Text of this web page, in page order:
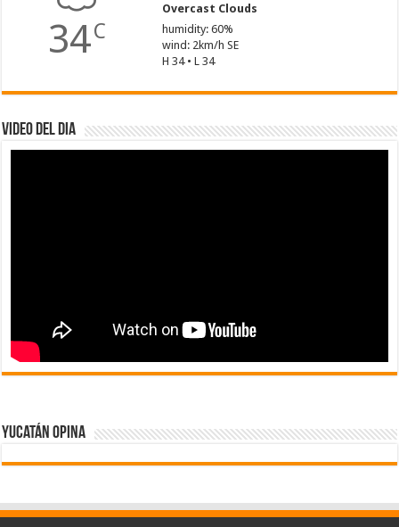
34C
Overcast Clouds
humidity: 60%
wind: 2km/h SE
H 34 • L 34
Video del dia
Yucatán Opina